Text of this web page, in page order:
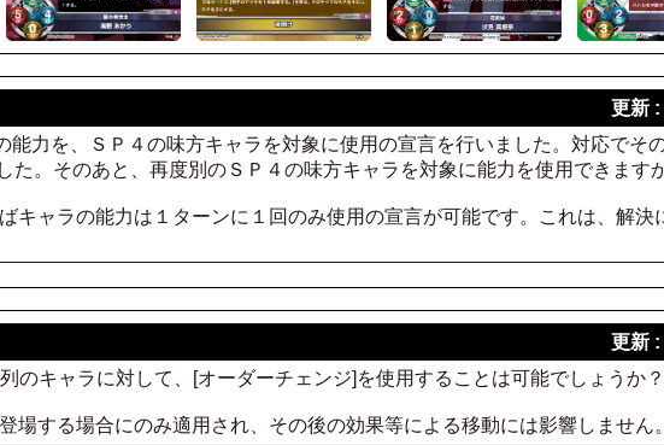
更新
能力を、ＳＰ４の味方キャラを対象に使用の宣言を行いました。対応でそ
た。そのあと、再度別のＳＰ４の味方キャラを対象に能力を使用できます
キャラの能力は１ターンに１回のみ使用の宣言が可能です。これは、解決
更新
のキャラに対して、[オーダーチェンジ]を使用することは可能でしょうか？
場する場合にのみ適用され、その後の効果等による移動には影響しません。